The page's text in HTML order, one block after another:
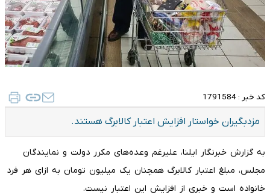
کد خبر : 1791584
مزدبگیران خواستار افزایش اعتبار کالابرگ هستند.
به گزارش خبرنگار ایلنا، علیرغم وعده‌های مکرر دولت و نمایندگان
مجلس، مبلغ اعتبار کالابرگ همچنان یک میلیون تومان به ازای هر فرد
خانواده است و خبری از افزایش این اعتبار نیست.